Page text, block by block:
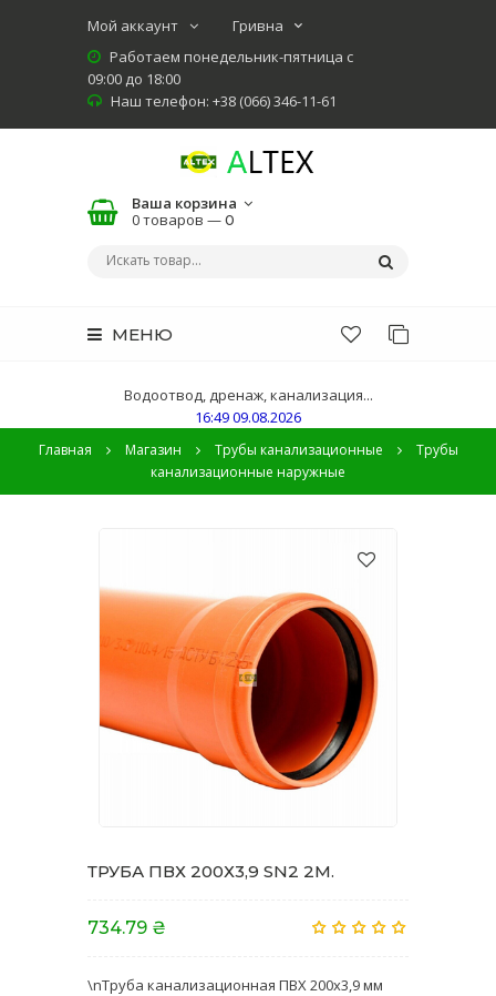
Мой аккаунт
Работаем понедельник-пятница с
09:00 до 18:00
Наш телефон: +38 (066) 346-11-61
Ваша корзина
0 товаров —0
МЕНЮ
Водоотвод, дренаж, канализация...
16:49 09.08.2026
Главная Магазин Трубы канализационные
Трубы
канализационные наружные
ТРУБА ПВХ 200Х3,9 SN2 2M.
734.79 ₴
\nТруба канализационная ПВХ 200х3,9 мм